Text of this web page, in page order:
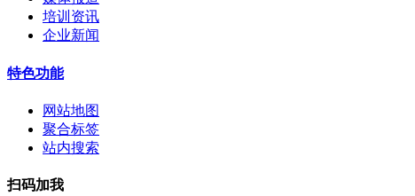
培训资讯
企业新闻
特色功能
网站地图
聚合标签
站内搜索
扫码加我